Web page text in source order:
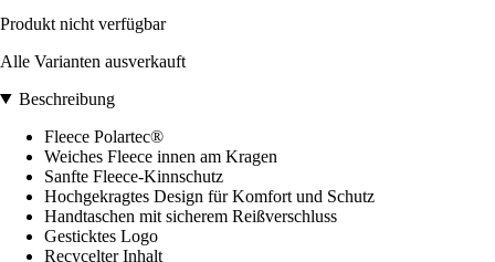
Produkt nicht verfügbar
Alle Varianten ausverkauft
Beschreibung
Fleece Polartec®
Weiches Fleece innen am Kragen
Sanfte Fleece-Kinnschutz
Hochgekragtes Design für Komfort und Schutz
Handtaschen mit sicherem Reißverschluss
Gesticktes Logo
Recycelter Inhalt